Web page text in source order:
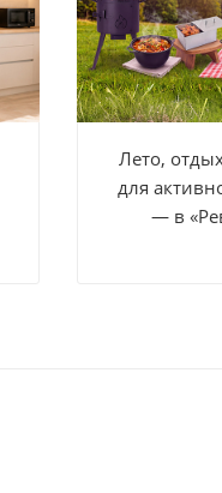
Лето,
для
— в